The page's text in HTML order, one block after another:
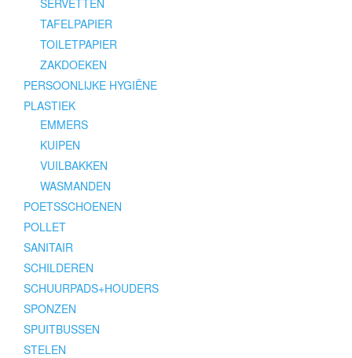
SERVETTEN
TAFELPAPIER
TOILETPAPIER
ZAKDOEKEN
PERSOONLIJKE HYGIËNE
PLASTIEK
EMMERS
KUIPEN
VUILBAKKEN
WASMANDEN
POETSSCHOENEN
POLLET
SANITAIR
SCHILDEREN
SCHUURPADS+HOUDERS
SPONZEN
SPUITBUSSEN
STELEN